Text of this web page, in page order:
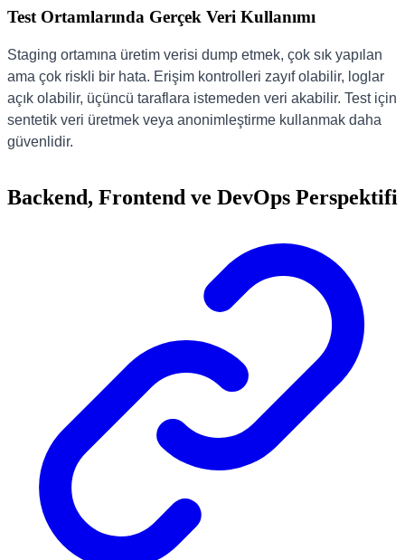
Test Ortamlarında Gerçek Veri Kullanımı
Staging ortamına üretim verisi dump etmek, çok sık yapılan
ama çok riskli bir hata. Erişim kontrolleri zayıf olabilir, loglar
açık olabilir, üçüncü taraflara istemeden veri akabilir. Test için
sentetik veri üretmek veya anonimleştirme kullanmak daha
güvenlidir.
Backend, Frontend ve DevOps Perspektifi